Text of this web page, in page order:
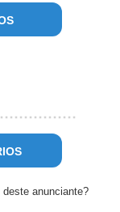
anunciante?